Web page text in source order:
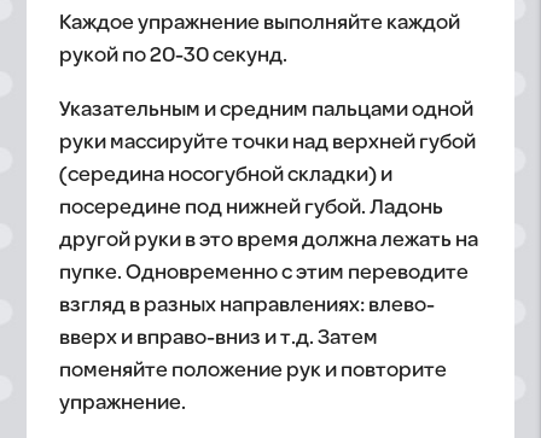
Каждое упражнение выполняйте каждой
рукой по 20-30 секунд.
Указательным и средним пальцами одной
руки массируйте точки над верхней губой
(середина носогубной складки) и
посередине под нижней губой. Ладонь
другой руки в это время должна лежать на
пупке. Одновременно с этим переводите
взгляд в разных направлениях: влево-
вверх и вправо-вниз и т.д. Затем
поменяйте положение рук и повторите
упражнение.